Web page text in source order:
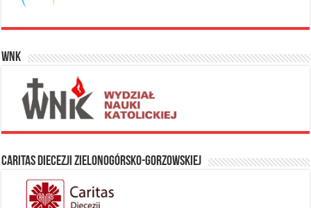
WNK
Caritas Diecezji Zielonogórsko-Gorzowskiej